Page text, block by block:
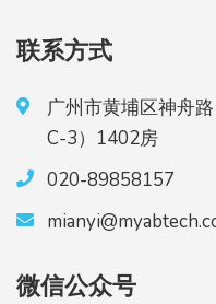
联系方式
广州市黄埔区神舟
C-3）1402房
020-89858157
微信公众号